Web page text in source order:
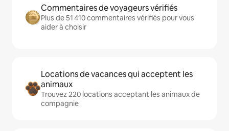
Commentaires de voyageurs vérifiés
Plus de 51 410 commentaires vérifiés pour vous
aider à choisir
Locations de vacances qui acceptent les
animaux
Trouvez 220 locations acceptant les animaux de
compagnie